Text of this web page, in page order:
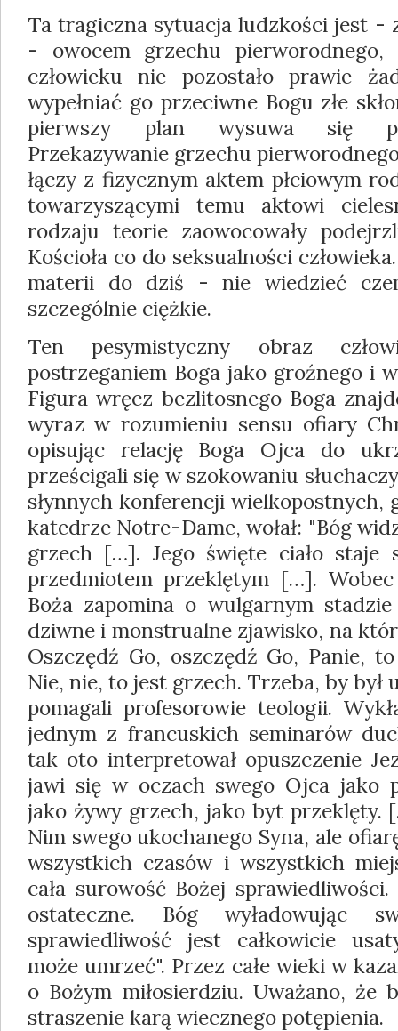
Ta tragiczna sytuacja ludzkości jest -
- owocem grzechu
człowieku nie pozostało prawie
wypełniać go przeciwne Bogu złe
pierwszy plan wysuwa się
Przekazywanie grzechu
łączy z fizycznym aktem płciowym
towarzyszącymi temu aktowi
rodzaju teorie zaowocowały
Kościoła co do seksualności
materii do dziś - nie wiedzieć
szczególnie ciężkie.
Ten pesymistyczny obraz
postrzeganiem Boga jako groźnego i
Figura wręcz bezlitosnego Boga
wyraz w rozumieniu sensu ofiary
opisując relację Boga Ojca do
prześcigali się w szokowaniu
słynnych konferencji wielkopostnych,
katedrze Notre-Dame, wołał: "Bóg
grzech […]. Jego święte ciało staje
przedmiotem przeklętym […].
Boża zapomina o wulgarnym
dziwne i monstrualne zjawisko, na
Oszczędź Go, oszczędź Go, Panie,
Nie, nie, to jest grzech. Trzeba, by był
pomagali profesorowie teologii.
jednym z francuskich seminarów
tak oto interpretował opuszczenie
jawi się w oczach swego Ojca jako
jako żywy grzech, jako byt
Nim swego ukochanego Syna, ale
wszystkich czasów i wszystkich
cała surowość Bożej
ostateczne. Bóg wyładowując
sprawiedliwość jest całkowicie
może umrzeć". Przez całe wieki w
o Bożym miłosierdziu. Uważano, że
straszenie karą wiecznego potępienia.